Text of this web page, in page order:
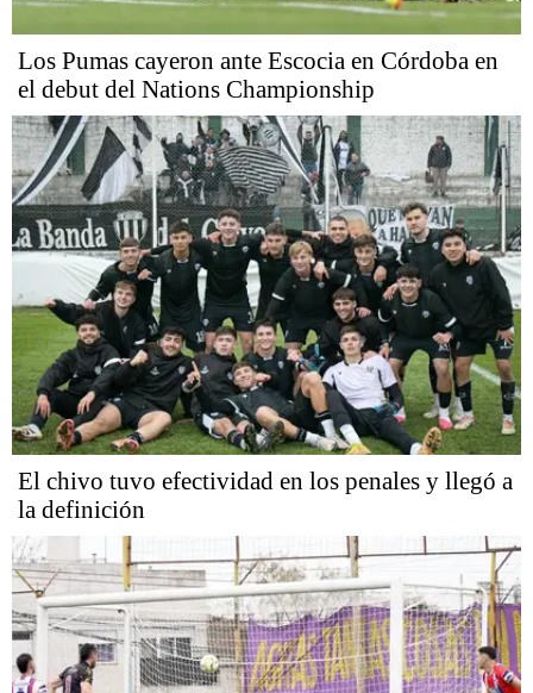
Los Pumas cayeron ante Escocia en Córdoba en
el debut del Nations Championship
El chivo tuvo efectividad en los penales y llegó a
la definición